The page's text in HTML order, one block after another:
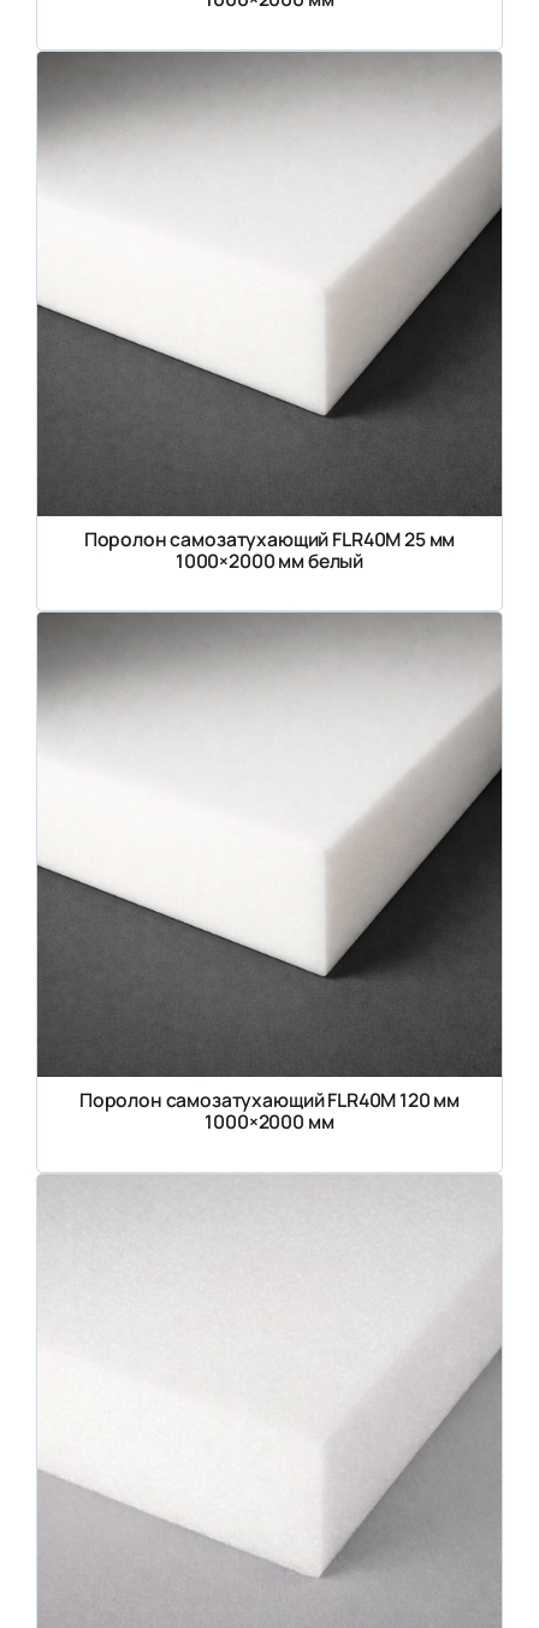
Поролон самозатухающий FLR40M 25 мм
1000×2000 мм белый
Поролон самозатухающий FLR40M 120 мм
1000×2000 мм